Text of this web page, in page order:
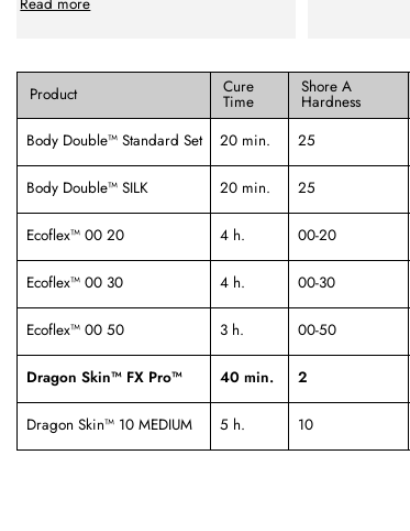
Product Cure
Time
Shore A
Hardness
Body Double™ Standard Set
20 min. 25
Body Double™ SILK 20 min. 25
Ecoflex™ 00 20 4 h. 00-20
Ecoflex™ 00 30 4 h. 00-30
Ecoflex™ 00 50 3 h. 00-50
Dragon Skin™ FX Pro™ 40 min. 2
Dragon Skin™ 10 MEDIUM 5 h. 10